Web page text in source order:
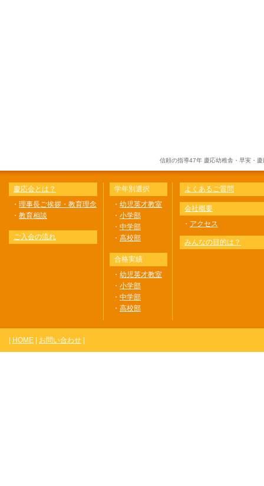
信頼の指導47年 慶応幼稚舎・早実・
慶応会とは？
・ 理事長ご挨拶・教育理念
・ 教育相談
ご入会の流れ
学年別選択
・ 幼児英才教室
・ 小学部
・ 中学部
・ 高校部
合格実績
・ 幼児英才教室
・ 小学部
・ 中学部
・ 高校部
よくあるご質問
会社概要
・ アクセス
みんなの目的は？
HOME お問い合わせ